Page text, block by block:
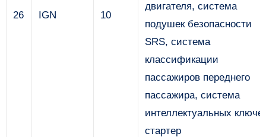
26 IGN 10
двигателя, система
подушек безопасности
SRS, система
классификации
пассажиров переднего
пассажира, система
интеллектуальных
стартер